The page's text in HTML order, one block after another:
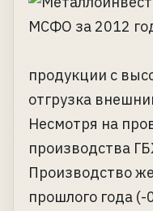
продукции с
отгрузка
Несмотря на
производства
Производство
прошлого года